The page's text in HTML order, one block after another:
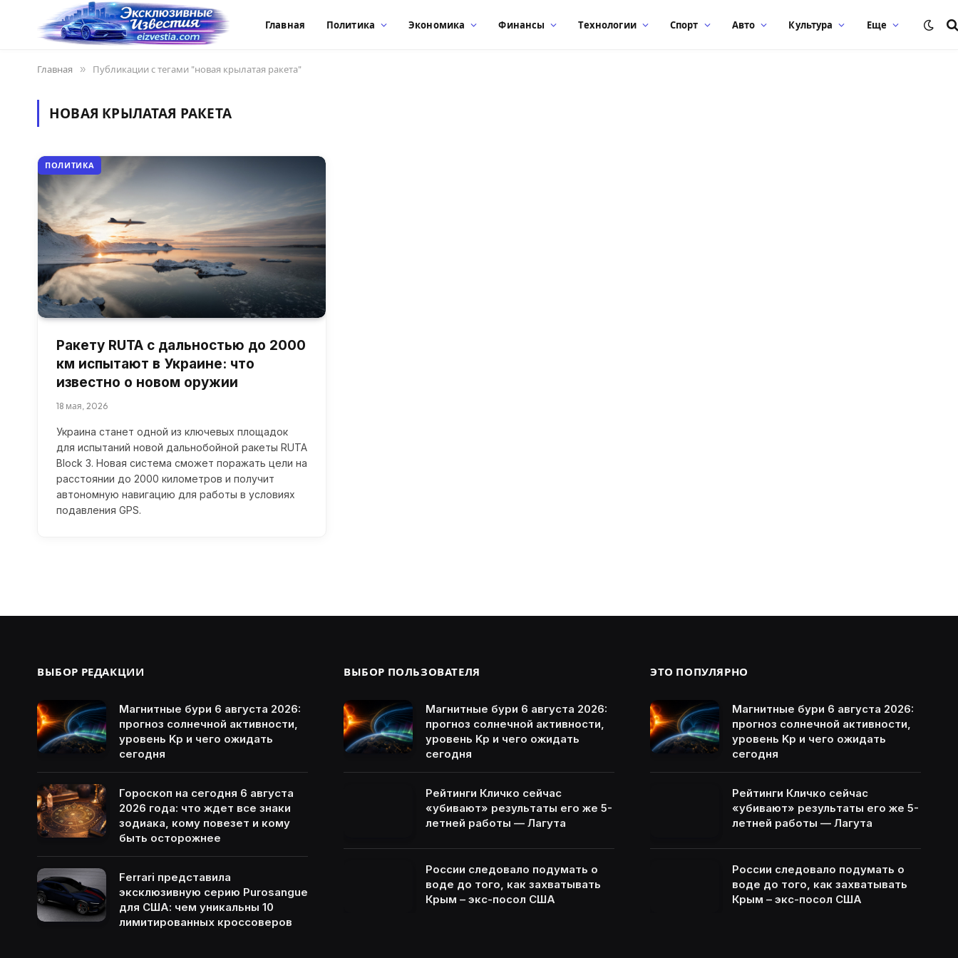
Главная Политика Экономика Финансы Технологии Спорт Авто Культура Еще
Главная » Публикации с тегами "новая крылатая ракета"
НОВАЯ КРЫЛАТАЯ РАКЕТА
ПОЛИТИКА
Ракету RUTA с дальностью до 2000
км испытают в Украине: что
известно о новом оружии
18 мая, 2026
Украина станет одной из ключевых площадок
для испытаний новой дальнобойной ракеты RUTA
Block 3. Новая система сможет поражать цели на
расстоянии до 2000 километров и получит
автономную навигацию для работы в условиях
подавления GPS.
ВЫБОР РЕДАКЦИИ
Магнитные бури 6 августа 2026:
прогноз солнечной активности,
уровень Kp и чего ожидать
сегодня
Гороскоп на сегодня 6 августа
2026 года: что ждет все знаки
зодиака, кому повезет и кому
быть осторожнее
Ferrari представила
эксклюзивную серию Purosangue
для США: чем уникальны 10
лимитированных кроссоверов
ВЫБОР ПОЛЬЗОВАТЕЛЯ
Магнитные бури 6 августа 2026:
прогноз солнечной активности,
уровень Kp и чего ожидать
сегодня
Рейтинги Кличко сейчас
«убивают» результаты его же 5-
летней работы — Лагута
России следовало подумать о
воде до того, как захватывать
Крым – экс-посол США
ЭТО ПОПУЛЯРНО
Магнитные бури 6 августа 2026:
прогноз солнечной активности,
уровень Kp и чего ожидать
сегодня
Рейтинги Кличко сейчас
«убивают» результаты его же 5-
летней работы — Лагута
России следовало подумать о
воде до того, как захватывать
Крым – экс-посол США